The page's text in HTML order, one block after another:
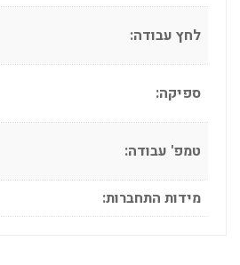
לחץ עבודה:
ספיקה:
טמפ' עבודה:
מידות התחברות: